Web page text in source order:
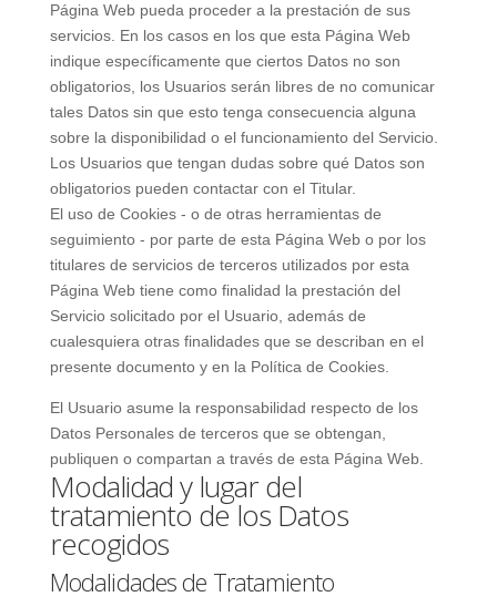
Página Web pueda proceder a la prestación de sus
servicios. En los casos en los que esta Página Web
indique específicamente que ciertos Datos no son
obligatorios, los Usuarios serán libres de no comunicar
tales Datos sin que esto tenga consecuencia alguna
sobre la disponibilidad o el funcionamiento del Servicio.
Los Usuarios que tengan dudas sobre qué Datos son
obligatorios pueden contactar con el Titular.
El uso de Cookies - o de otras herramientas de
seguimiento - por parte de esta Página Web o por los
titulares de servicios de terceros utilizados por esta
Página Web tiene como finalidad la prestación del
Servicio solicitado por el Usuario, además de
cualesquiera otras finalidades que se describan en el
presente documento y en la Política de Cookies.
El Usuario asume la responsabilidad respecto de los
Datos Personales de terceros que se obtengan,
publiquen o compartan a través de esta Página Web.
Modalidad y lugar del
tratamiento de los Datos
recogidos
Modalidades de Tratamiento